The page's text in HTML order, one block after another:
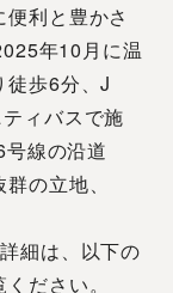
利と豊かさ
年10月に温
徒歩6分、J
ィバスで施
線の沿道
の立地、
細は、以下の
ださい。